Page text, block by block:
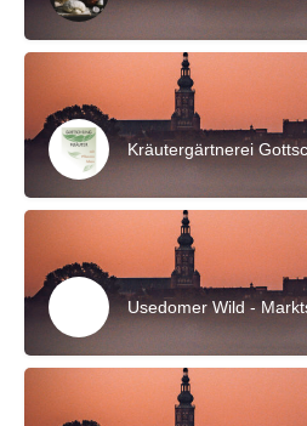
Kräutergärtnerei
Usedomer Wild -